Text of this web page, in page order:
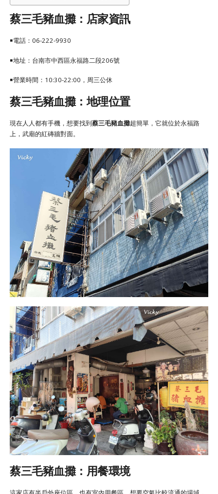
蔡三毛豬血攤：店家資訊
￭電話： 06-222-9930
￭地址： 台南市中西區永福路二段206號
￭營業時間：10:30-22:00，周三公休
蔡三毛豬血攤：地理位置
現在人人都有手機，想要找到蔡三毛豬血攤超簡單，它就位於永福路
上，武廟的紅磚牆對面。
蔡三毛豬血攤：用餐環境